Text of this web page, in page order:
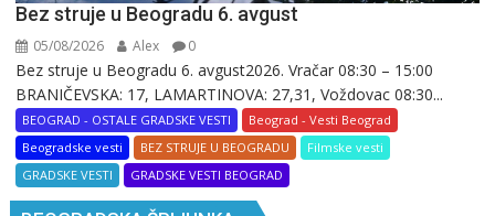
Bez struje u Beogradu 6. avgust
05/08/2026 Alex 0
Bez struje u Beogradu 6. avgust2026. Vračar 08:30 – 15:00
BRANIČEVSKA: 17, LAMARTINOVA: 27,31, Voždovac 08:30...
BEOGRAD - OSTALE GRADSKE VESTI
Beograd - Vesti Beograd
Beogradske vesti
BEZ STRUJE U BEOGRADU
Filmske vesti
GRADSKE VESTI
GRADSKE VESTI BEOGRAD